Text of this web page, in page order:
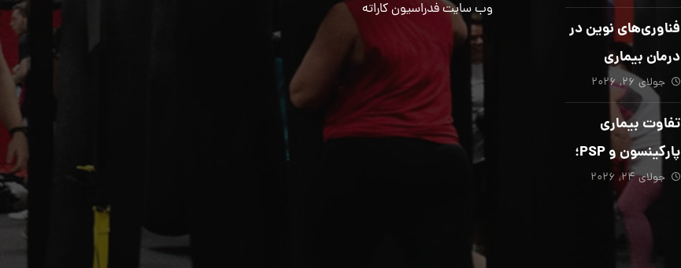
فناوری‌های نوین در
درمان بیماری
پارکینسون؛ از هوش
مصنوعی تا تحریک
عمقی مغز
جولای ۲۶, ۲۰۲۶
تفاوت بیماری
پارکینسون و PSP؛
از تشخیص تا
توانبخشی تخصصی
در منزل_بخش پنجم
جولای ۲۴, ۲۰۲۶
وب سایت فدراسیون کاراته